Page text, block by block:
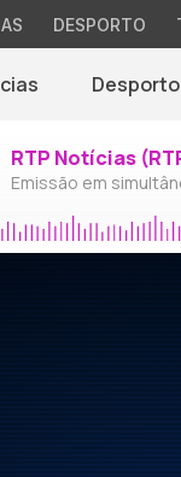
DESPORTO
Desporto
RTP Notícias
Emissão em